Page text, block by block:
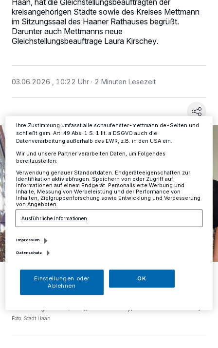
Haan, hat die Gleichstellungsbeauftragten der
kreisangehörigen Städte sowie des Kreises Mettmann
im Sitzungssaal des Haaner Rathauses begrüßt.
Darunter auch Mettmanns neue
Gleichstellungsbeauftrage Laura Kirschey.
03.06.2026 , 10:22 Uhr 2 Minuten Lesezeit
1. Reihe unten: Lea Blass, Sag´s e.V. (links) Nicole Krengel, Stadt
Haan (Mitte) Larissa Hilverkus, Stadt Velbert (rechts); 2. Reihe: Delal
Kolanc, Sag´s e.V. (links), Franca Calvano, Stadt Wülfrath (Mitte)
Kristen Max, Stadt Hilden (Mitte), Jana Lihl, Kreis Mettmann (rechts);
Foto: Stadt Haan
Wir und unsere
-Partner speichern und greifen auf
personenbezogene Daten wie Browserdaten oder eindeutige
Kennungen auf Ihrem Gerät zu. Durch Auswahl von OK aktivieren Sie
Zwecke. Wenn Tracker deaktiviert sind, sind manche Inhalte und
dieses Menü jederzeit wieder aufrufen, um Ihre Einstellungen zu
Einstellungen oder Ablehnen am unteren Rand der Webseite klicken.
Ihre Zustimmung umfasst alle schaufenster-mettmann.de-Seiten und
schließt gem. Art. 49 Abs. 1 S. 1 lit. a DSGVO auch die
Datenverarbeitung außerhalb des EWR, z.B. in den USA ein.
Wir und unsere Partner verarbeiten Daten, um Folgendes
bereitzustellen:
Verwendung genauer Standortdaten. Endgeräteeigenschaften zur
Identifikation aktiv abfragen. Speichern von oder Zugriff auf
Informationen auf einem Endgerät. Personalisierte Werbung und
Inhalte, Messung von Werbeleistung und der Performance von
Inhalten, Zielgruppenforschung sowie Entwicklung und Verbesserung
von Angeboten.
Ausführliche Informationen
Impressum
Datenschutz
Einstellungen oder
Ablehnen
OK